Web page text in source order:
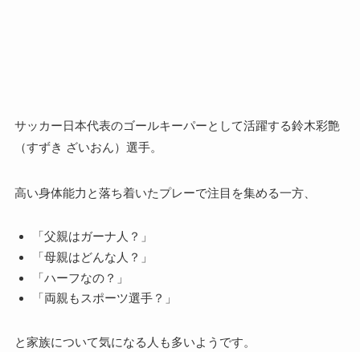
サッカー日本代表のゴールキーパーとして活躍する鈴木彩艶
（すずき ざいおん）選手。
高い身体能力と落ち着いたプレーで注目を集める一方、
「父親はガーナ人？」
「母親はどんな人？」
「ハーフなの？」
「両親もスポーツ選手？」
と家族について気になる人も多いようです。